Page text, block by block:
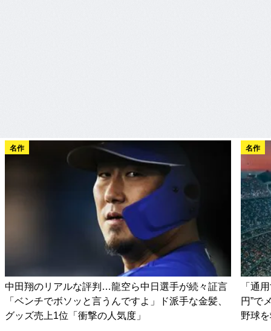
名作
中田翔のリアルな評判…龍空ら中日選手が続々証言
「ベンチでボソッと言うんですよ」ド派手な金髪、
グッズ売上1位「衝撃の人気度」
名作
「通
円”で
野球